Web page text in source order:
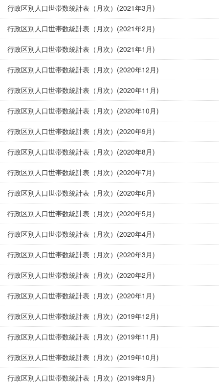
行政区別人口世帯数統計表（月次）(2021年3月)
行政区別人口世帯数統計表（月次）(2021年2月)
行政区別人口世帯数統計表（月次）(2021年1月)
行政区別人口世帯数統計表（月次）(2020年12月)
行政区別人口世帯数統計表（月次）(2020年11月)
行政区別人口世帯数統計表（月次）(2020年10月)
行政区別人口世帯数統計表（月次）(2020年9月)
行政区別人口世帯数統計表（月次）(2020年8月)
行政区別人口世帯数統計表（月次）(2020年7月)
行政区別人口世帯数統計表（月次）(2020年6月)
行政区別人口世帯数統計表（月次）(2020年5月)
行政区別人口世帯数統計表（月次）(2020年4月)
行政区別人口世帯数統計表（月次）(2020年3月)
行政区別人口世帯数統計表（月次）(2020年2月)
行政区別人口世帯数統計表（月次）(2020年1月)
行政区別人口世帯数統計表（月次）(2019年12月)
行政区別人口世帯数統計表（月次）(2019年11月)
行政区別人口世帯数統計表（月次）(2019年10月)
行政区別人口世帯数統計表（月次）(2019年9月)